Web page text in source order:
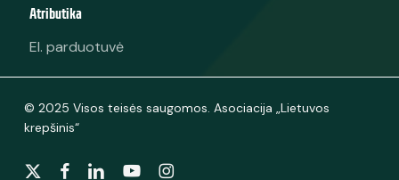
Atributika
El. parduotuvė
© 2025 Visos teisės saugomos. Asociacija „Lietuvos
krepšinis“
x- facebooklinkedinyoutubeinstagram